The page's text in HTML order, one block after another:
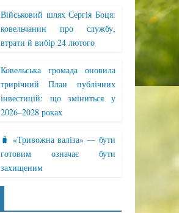
Військовий шлях Сергія Боця:
ковельчанин про службу,
втрати й вибір 24 лютого
Ковельська громада оновила
трирічний План публічних
інвестицій: що зміниться у
2026–2028 роках
🧳 «Тривожна валіза» — бути
готовим означає бути
захищеним